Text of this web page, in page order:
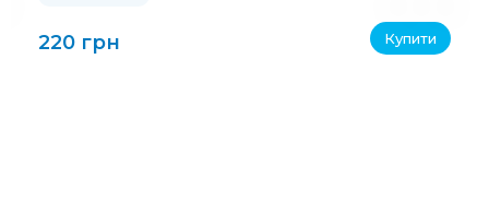
220 грн Купити